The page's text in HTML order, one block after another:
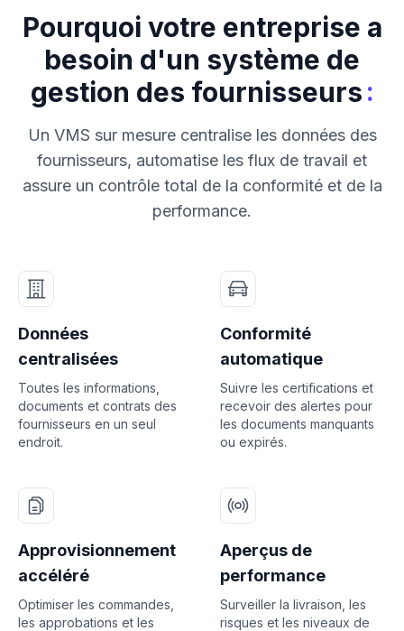
Pourquoi votre entreprise a
besoin d'un système de
gestion des fournisseurs:
Un VMS sur mesure centralise les données des
fournisseurs, automatise les flux de travail et
assure un contrôle total de la conformité et de la
performance.
Données
centralisées
Toutes les informations,
documents et contrats des
fournisseurs en un seul
endroit.
Conformité
automatique
Suivre les certifications et
recevoir des alertes pour
les documents manquants
ou expirés.
Approvisionnement
accéléré
Optimiser les commandes,
les approbations et les
Aperçus de
performance
Surveiller la livraison, les
risques et les niveaux de